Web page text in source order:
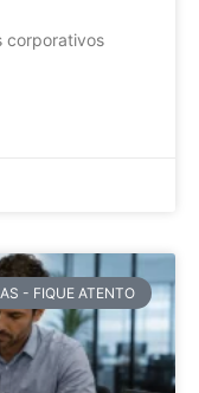
corporativos
- FIQUE ATENTO